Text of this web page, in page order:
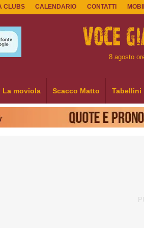
CLUBS CALENDARIO CONTATTI
8 agosto
La moviola Scacco Matto Tabellini